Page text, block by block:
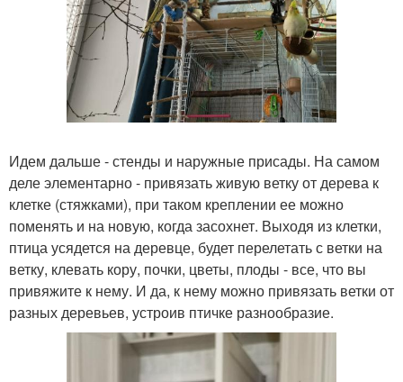
Идем дальше - стенды и наружные присады. На самом
деле элементарно - привязать живую ветку от дерева к
клетке (стяжками), при таком креплении ее можно
поменять и на новую, когда засохнет. Выходя из клетки,
птица усядется на деревце, будет перелетать с ветки на
ветку, клевать кору, почки, цветы, плоды - все, что вы
привяжите к нему. И да, к нему можно привязать ветки от
разных деревьев, устроив птичке разнообразие.